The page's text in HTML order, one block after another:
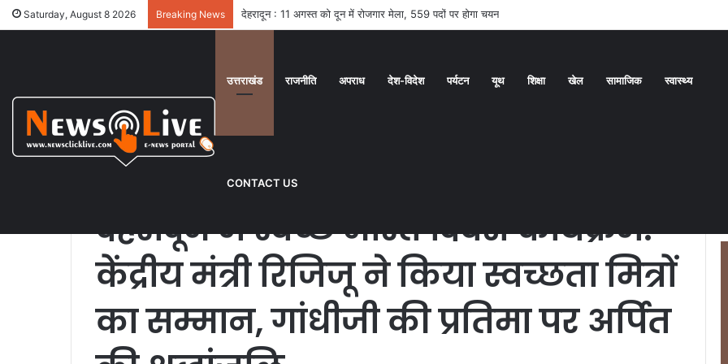
Saturday, August 8 2026 Breaking News देहरादून : 11 अगस्त को दून में रोजगार मेला, 559 पदों पर होगा चयन
उत्तराखंड राजनीति अपराध देश-विदेश पर्यटन यूथ शिक्षा खेल सामाजिक स्वास्थ्य
CONTACT US
Home /उत्तराखंड /देहरादून में स्वच्छ भारत दिवस कार्यक्रम: केंद्रीय मंत्री रिजिजू ने किया स्वच्छता मित्रों का सम्मान, गांधीजी की प्रतिमा पर अर्पित की
श्रद्धांजलि
स्वास्थ्य
देहरादून में स्वच्छ भारत दिवस कार्यक्रम:
केंद्रीय मंत्री रिजिजू ने किया स्वच्छता मित्रों
का सम्मान, गांधीजी की प्रतिमा पर अर्पित